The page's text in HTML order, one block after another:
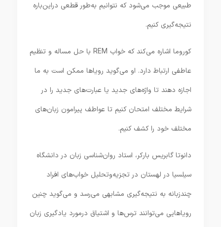
طبیعی موجب می‌شود که نتوانیم به‌طور قطعی در‌این‌باره
نتیجه‌گیری کنیم.
کوروما اشاره می‌کند که خواب REM با حل مساله و تنظیم
عاطفی ارتباط دارد. او می‌گوید رویاها ممکن است به ما
اجازه دهند تا واژه‌های جدید یا عبارت‌های جدید را در
شرایط مختلف امتحان کنیم تا عواطف پیرامون زبان‌های
مختلف خود را کشف کنیم.
دانوتا گابریس بارکر، استاد روان‌شناسی زبان در دانشگاه
سیلسیا در لهستان در تجزیه‌و‌تحلیل خواب‌های افراد
چندزبانه به نتیجه‌گیری مشابهی می‌رسد و می‌گوید چنین
رویاهایی می‌توانند ترس‌ها و اشتیاق درمورد یادگیری زبان